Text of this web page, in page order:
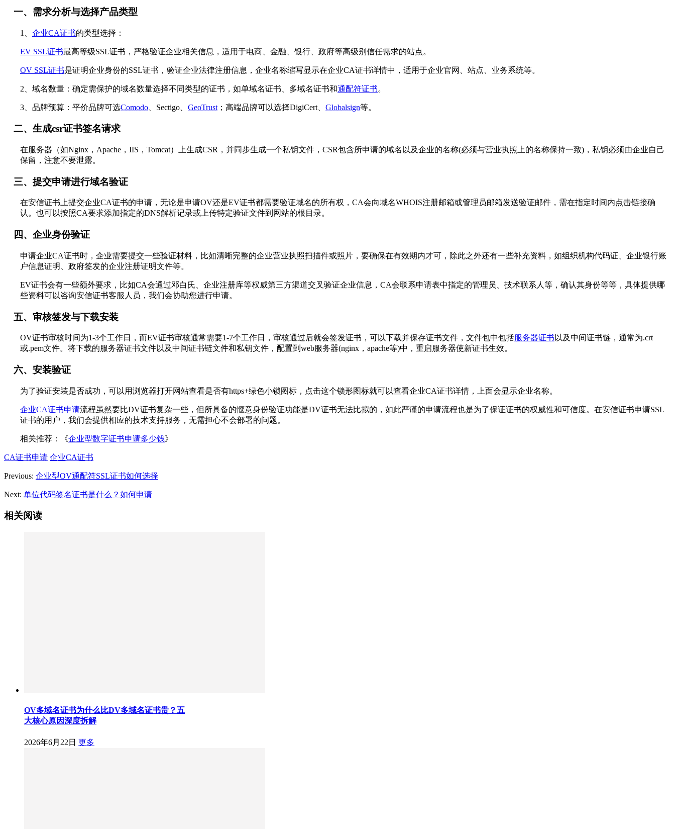
一、需求分析与选择产品类型
1、 企业CA证书的类型选择：
EV SSL证书最高等级SSL证书，严格验证企业相关信息，适用于电商、金融、银行、政府等高级别信任需求的站点。
OV SSL证书是证明企业身份的SSL证书，验证企业法律注册信息，企业名称缩写显示在企业CA证书详情中，适用于企业官网、站点、业务系统等。
2、域名数量：确定需保护的域名数量选择不同类型的证书，如单域名证书、多域名证书和通配符证书。
3、品牌预算：平价品牌可选Comodo 、Sectigo、 GeoTrust ；高端品牌可以选择DigiCert、 Globalsign等。
二、生成csr证书签名请求
在服务器（如Nginx，Apache，IIS，Tomcat）上生成CSR，并同步生成一个私钥文件，CSR包含所申请的域名以及企业的名称(必须与营业执照上的名称保持一致)，私钥必须由企业自己
保留，注意不要泄露。
三、提交申请进行域名验证
在安信证书上提交企业CA证书的申请，无论是申请OV还是EV证书都需要验证域名的所有权，CA会向域名WHOIS注册邮箱或管理员邮箱发送验证邮件，需在指定时间内点击链接确
认。也可以按照CA要求添加指定的DNS解析记录或上传特定验证文件到网站的根目录。
四、企业身份验证
申请企业CA证书时，企业需要提交一些验证材料，比如清晰完整的企业营业执照扫描件或照片，要确保在有效期内才可，除此之外还有一些补充资料，如组织机构代码证、企业银行账
户信息证明、政府签发的企业注册证明文件等。
EV证书会有一些额外要求，比如CA会通过邓白氏、企业注册库等权威第三方渠道交叉验证企业信息，CA会联系申请表中指定的管理员、技术联系人等，确认其身份等等，具体提供哪
些资料可以咨询安信证书客服人员，我们会协助您进行申请。
五、审核签发与下载安装
OV证书审核时间为1-3个工作日，而EV证书审核通常需要1-7个工作日，审核通过后就会签发证书，可以下载并保存证书文件，文件包中包括服务器证书 以及中间证书链，通常为.crt
或.pem文件。将下载的服务器证书文件以及中间证书链文件和私钥文件，配置到web服务器(nginx，apache等)中，重启服务器使新证书生效。
六、安装验证
为了验证安装是否成功，可以用浏览器打开网站查看是否有https+绿色小锁图标，点击这个锁形图标就可以查看企业CA证书详情，上面会显示企业名称。
企业CA证书申请流程虽然要比DV证书复杂一些，但所具备的惬意身份验证功能是DV证书无法比拟的，如此严谨的申请流程也是为了保证证书的权威性和可信度。在安信证书申请SSL
证书的用户，我们会提供相应的技术支持服务，无需担心不会部署的问题。
相关推荐：《企业型数字证书申请多少钱》
CA证书申请 企业CA证书
Previous: 企业型OV通配符SSL证书如何选择
Next: 单位代码签名证书是什么？如何申请
相关阅读
OV多域名证书为什么比DV多域名证书贵？五
大核心原因深度拆解
2026年6月22日 更多